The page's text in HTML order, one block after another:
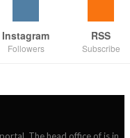
Instagram
Followers
RSS
Subscribe
The head office of is in